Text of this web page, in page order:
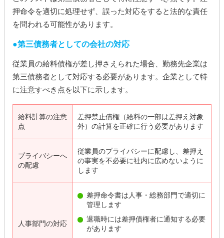
押命令を適切に処理せず、誤った対応をすると法的な責任
を問われる可能性があります。
第三債務者としての会社の対応
従業員の給料債権が差し押さえられた場合、勤務先企業は
第三債務者として対応する必要があります。企業として特
に注意すべき点を以下に示します。
給料計算の注意
点
差押禁止債権（給料の一部は差押え対象
外）の計算を正確に行う必要があります
プライバシーへ
の配慮
従業員のプライバシーに配慮し、差押え
の事実を不必要に社内に広めないように
します
人事部門の対応
差押命令書は人事・総務部門で適切に
管理します
退職時には差押債権者に通知する必要
があります